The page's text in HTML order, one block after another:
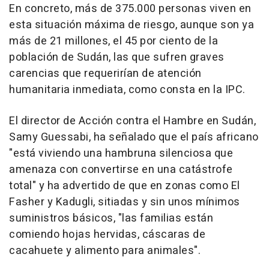
En concreto, más de 375.000 personas viven en
esta situación máxima de riesgo, aunque son ya
más de 21 millones, el 45 por ciento de la
población de Sudán, las que sufren graves
carencias que requerirían de atención
humanitaria inmediata, como consta en la IPC.
El director de Acción contra el Hambre en Sudán,
Samy Guessabi, ha señalado que el país africano
"está viviendo una hambruna silenciosa que
amenaza con convertirse en una catástrofe
total" y ha advertido de que en zonas como El
Fasher y Kadugli, sitiadas y sin unos mínimos
suministros básicos, "las familias están
comiendo hojas hervidas, cáscaras de
cacahuete y alimento para animales".